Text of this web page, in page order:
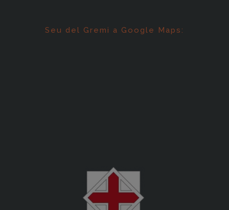
Seu del Gremi a Google Maps: